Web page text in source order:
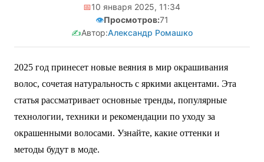
📅10 января 2025, 11:34
👁️Просмотров:71
✍️Автор:Александр Ромашко
2025 год принесет новые веяния в мир окрашивания
волос, сочетая натуральность с яркими акцентами. Эта
статья рассматривает основные тренды, популярные
технологии, техники и рекомендации по уходу за
окрашенными волосами. Узнайте, какие оттенки и
методы будут в моде.